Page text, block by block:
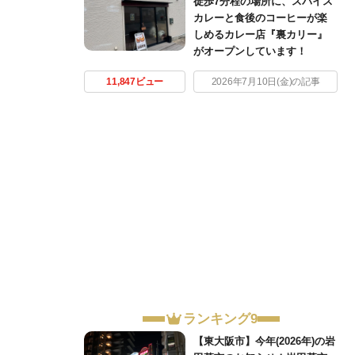
カレーと食後のコーヒーが楽
しめるカレー店『裏カリー』
がオープンしています！
11,847ビュー 2026年7月10日(金)の記事
ランキング9
【東大阪市】今年(2026年)の岩